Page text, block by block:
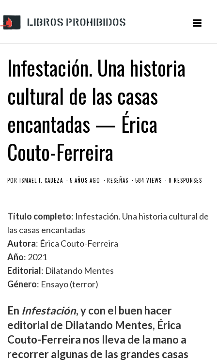
Infestación. Una historia
cultural de las casas
encantadas — Érica
Couto-Ferreira
POR ISMAEL F. CABEZA 5 AÑOS AGO RESEÑAS 584 VIEWS 0 RESPONSES
Título completo: Infestación. Una historia cultural de
las casas encantadas
Autora: Érica Couto-Ferreira
Año: 2021
Editorial: Dilatando Mentes
Género: Ensayo (terror)
En Infestación, y con el buen hacer
editorial de Dilatando Mentes, Érica
Couto-Ferreira nos lleva de la mano a
recorrer algunas de las grandes casas